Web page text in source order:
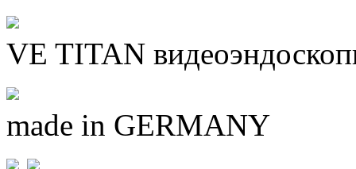
VE TITAN
made in GERMANY